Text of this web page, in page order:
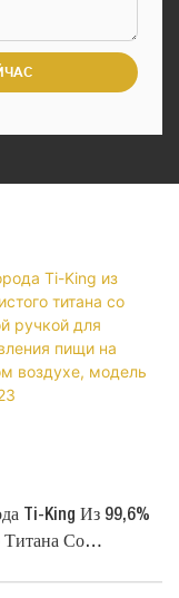
Ti-King Из 99,6%
Титана Со